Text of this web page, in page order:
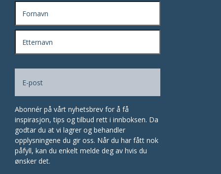
Fornavn
E-
post
(Påkrevd)
Abonnér på vårt nyhetsbrev for å få
inspirasjon, tips og tilbud rett i innboksen. Da
godtar du at vi lagrer og behandler
opplysningene du gir oss. Når du har fått nok
påfyll, kan du enkelt melde deg av hvis du
ønsker det.